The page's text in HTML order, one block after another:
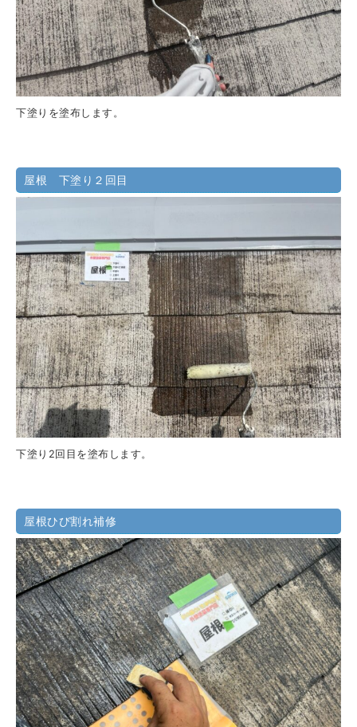
下塗りを塗布します。
屋根 下塗り２回目
下塗り2回目を塗布します。
屋根ひび割れ補修